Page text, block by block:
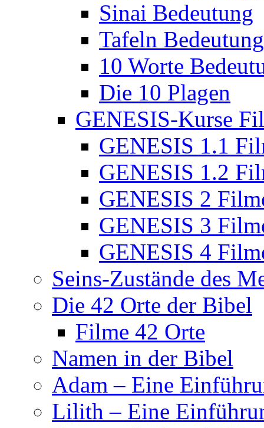
Sinai Bedeutung
Tafeln Bedeutung
10 Worte
Die 10 Plagen
GENESIS-Kurse
GENESIS 1.1
GENESIS 1.2
GENESIS 2
GENESIS 3
GENESIS 4
Seins-Zustände des
Die 42 Orte der Bibel
Filme 42 Orte
Namen in der Bibel
Adam – Eine
Lilith – Eine